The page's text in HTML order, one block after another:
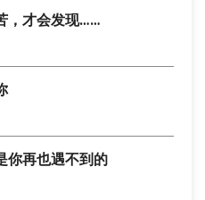
，才会发现……
你再也遇不到的